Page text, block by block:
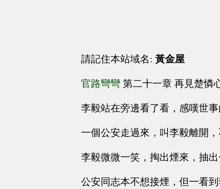
請記住本站域名: 黃金屋
官路彎彎 第二十一章 再見楚憐
李毅站在旁邊看了看，感嘆世
一個公安走過來，叫李毅離開
李毅微微一笑，掏出煙來，抽
公安同志本不想接煙，但一看